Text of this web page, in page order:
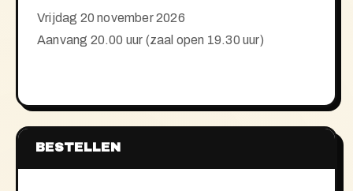
Vrijdag 20 november 2026
Aanvang 20.00 uur (zaal open 19.30 uur)
BESTELLEN